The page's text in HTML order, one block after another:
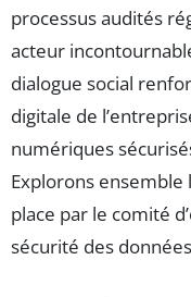
processus audités
acteur
dialogue social
digitale de
numériques
Explorons ensemble
place par le comité
sécurité des